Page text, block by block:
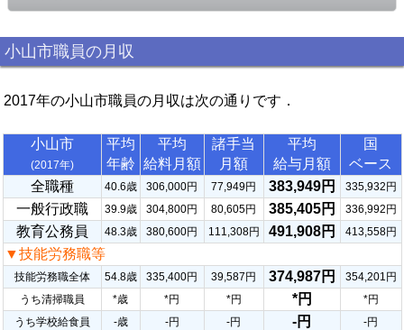
小山市職員の月収
2017年の小山市職員の月収は次の通りです．
小山市
(2017年)
平均
年齢
平均
給料月額
諸手当
月額
平均
給与月額
国
ベース
全職種
40.6歳 306,000円 77,949円 383,949円 335,932円
一般行政職 39.9歳 304,800円 80,605円 385,405円 336,992円
教育公務員 48.3歳 380,600円 111,308円 491,908円 413,558円
▼技能労務職等
技能労務職全体 54.8歳 335,400円 39,587円 374,987円
354,201円
うち清掃職員
*歳 *円 *円 *円
*円
うち学校給食員
-歳 -円 -円 -円
-円